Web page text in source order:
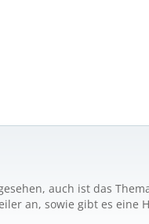
auch ist das
an, sowie gibt es eine